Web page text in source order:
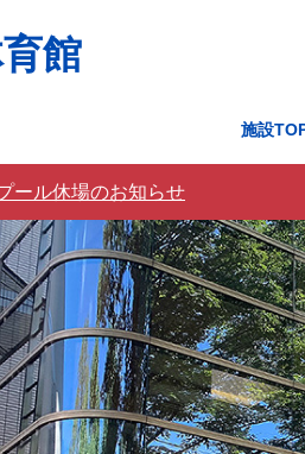
館
施設
ール休場のお知らせ